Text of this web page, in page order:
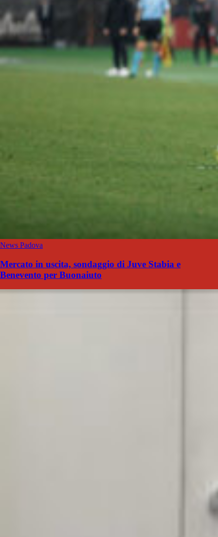
News Padova
Mercato in uscita, sondaggio di Juve Stabia e
Benevento per Buonaiuto